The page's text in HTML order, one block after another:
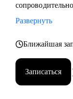
областях.
• Менторство для
• Сформулировать
ее достижения.
Кому могу помочь:
Развернуть
Ближайшая
Записаться